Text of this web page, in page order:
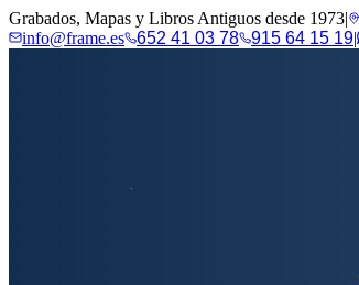
Grabados, Mapas y Libros Antiguos desde 1973|
info@frame.es
652 41 03 78 915 64 15 19|